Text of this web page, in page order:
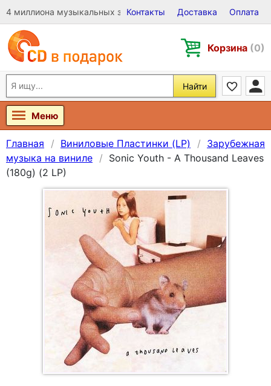
4 миллиона музыкальных записей на Виниле, CD и DVD
Контакты Доставка Оплата
Корзина (0)
Найти
Меню
Главная Виниловые Пластинки (LP)
Зарубежная
музыка на виниле
Sonic Youth - A Thousand Leaves
(180g) (2 LP)